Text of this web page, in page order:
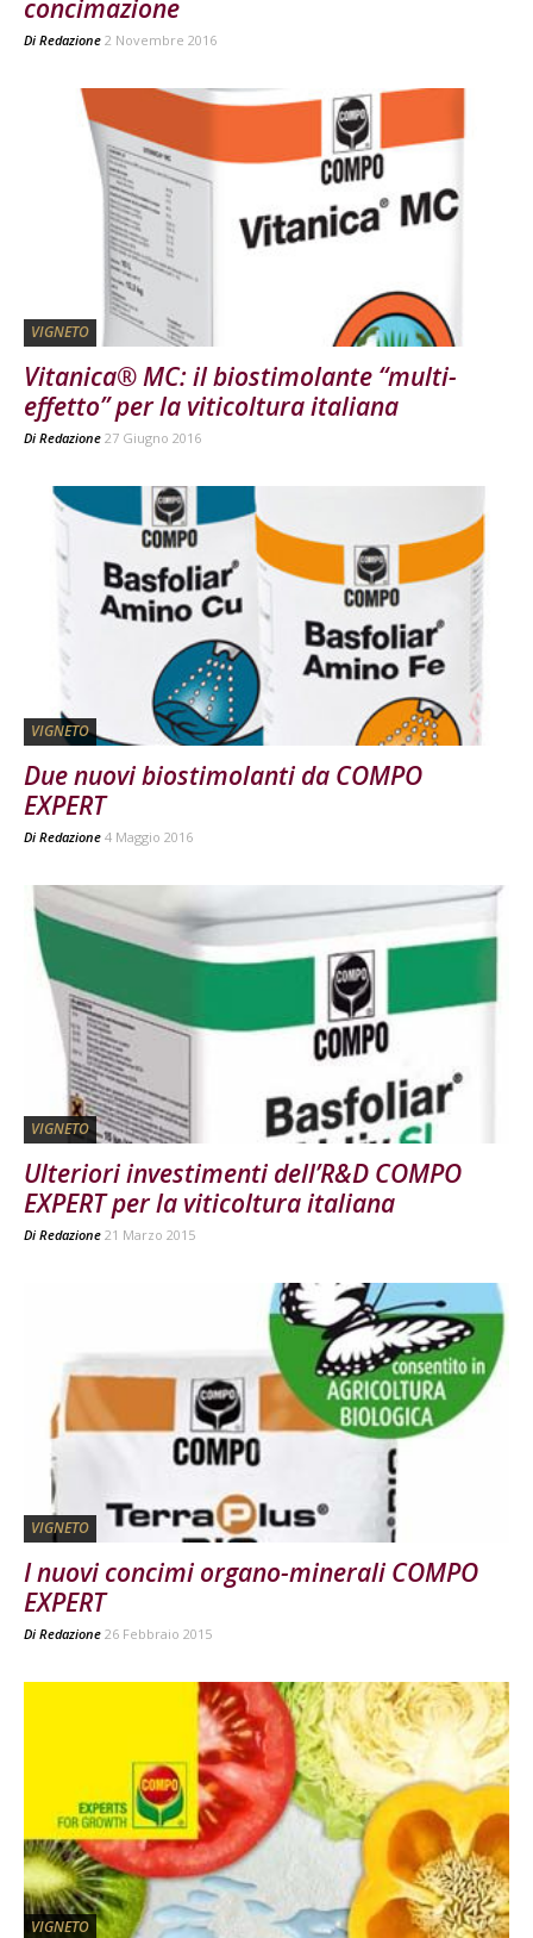
concimazione
Di Redazione 2 Novembre 2016
VIGNETO
Vitanica® MC: il biostimolante “multi-
effetto” per la viticoltura italiana
Di Redazione 27 Giugno 2016
VIGNETO
Due nuovi biostimolanti da COMPO
EXPERT
Di Redazione 4 Maggio 2016
VIGNETO
Ulteriori investimenti dell’R&D COMPO
EXPERT per la viticoltura italiana
Di Redazione 21 Marzo 2015
VIGNETO
I nuovi concimi organo-minerali COMPO
EXPERT
Di Redazione 26 Febbraio 2015
VIGNETO